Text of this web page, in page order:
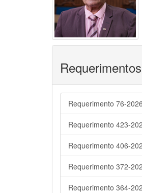
Requerimentos
Requerimento 76-
Requerimento 423-
Requerimento 406-
Requerimento 372-
Requerimento 364-